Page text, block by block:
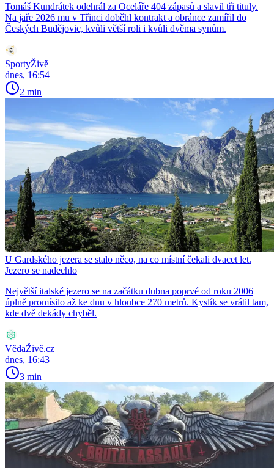
Tomáš Kundrátek odehrál za Oceláře 404 zápasů a slavil tři tituly.
Na jaře 2026 mu v Třinci doběhl kontrakt a obránce zamířil do
Českých Budějovic, kvůli větší roli i kvůli dvěma synům.
SportyŽivě
dnes, 16:54
2 min
U Gardského jezera se stalo něco, na co místní čekali dvacet let.
Jezero se nadechlo
Největší italské jezero se na začátku dubna poprvé od roku 2006
úplně promísilo až ke dnu v hloubce 270 metrů. Kyslík se vrátil tam,
kde dvě dekády chyběl.
VědaŽivě.cz
dnes, 16:43
3 min